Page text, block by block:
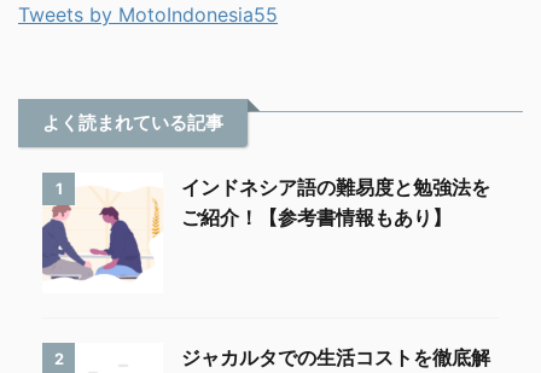
Tweets by MotoIndonesia55
よく読まれている記事
1
インドネシア語の難易度と勉強法を
ご紹介！【参考書情報もあり】
2
ジャカルタでの生活コストを徹底解